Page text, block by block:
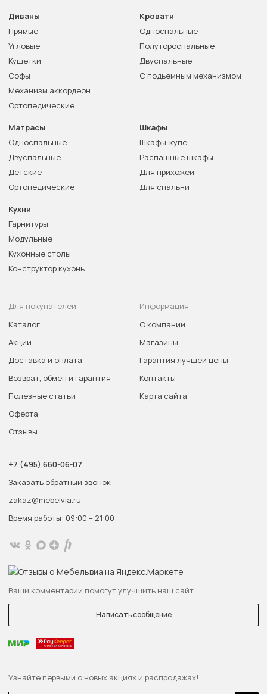
Узнайте первыми о новых акциях и распродажах!
Диваны
Прямые
Угловые
Кушетки
Софы
Механизм аккордеон
Ортопедические
Кровати
Односпальные
Полутороспальные
Двуспальные
С подъемным механизмом
Матрасы
Односпальные
Двуспальные
Детские
Ортопедические
Шкафы
Шкафы-купе
Распашные шкафы
Для прихожей
Для спальни
Кухни
Гарнитуры
Модульные
Кухонные столы
Конструктор кухонь
Для покупателей
Каталог
Акции
Доставка и оплата
Возврат, обмен и гарантия
Полезные статьи
Оферта
Отзывы
Информация
О компании
Магазины
Гарантия лучшей цены
Контакты
Карта сайта
+7 (495) 660-06-07
Заказать обратный звонок
zakaz@mebelvia.ru
Время работы: 09:00 – 21:00
Ваши комментарии помогут улучшить наш сайт
Написать сообщение